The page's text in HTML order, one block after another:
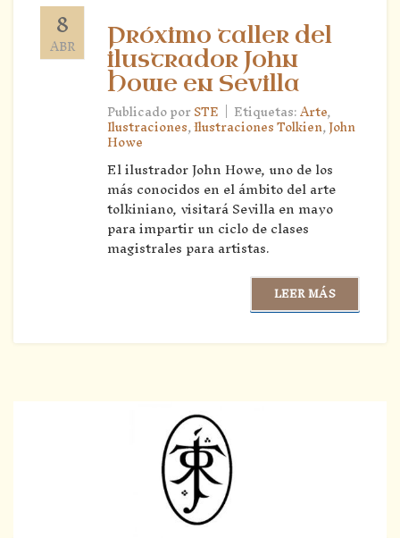
8
ABR
Próximo taller del
ilustrador John
Howe en Sevilla
Publicado porSTE | Etiquetas:Arte,
Ilustraciones,Ilustraciones Tolkien,John
Howe
El ilustrador John Howe, uno de los
más conocidos en el ámbito del arte
tolkiniano, visitará Sevilla en mayo
para impartir un ciclo de clases
magistrales para artistas.
LEER MÁS